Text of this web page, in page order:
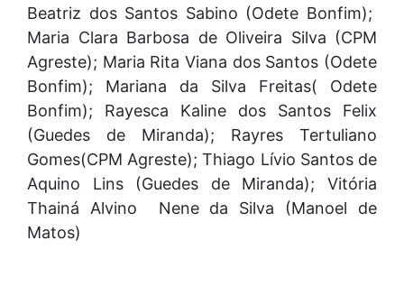
Beatriz dos Santos Sabino (Odete Bonfim);
Maria Clara Barbosa de Oliveira Silva (CPM
Agreste); Maria Rita Viana dos Santos (Odete
Bonfim); Mariana da Silva Freitas( Odete
Bonfim); Rayesca Kaline dos Santos Felix
(Guedes de Miranda); Rayres Tertuliano
Gomes(CPM Agreste); Thiago Lívio Santos de
Aquino Lins (Guedes de Miranda); Vitória
Thainá Alvino Nene da Silva (Manoel de
Matos)